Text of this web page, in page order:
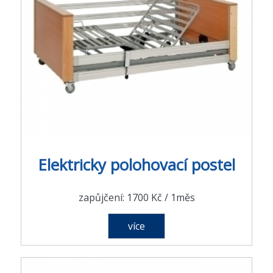
Elektricky polohovací postel
zapůjčení: 1700 Kč / 1měs
více